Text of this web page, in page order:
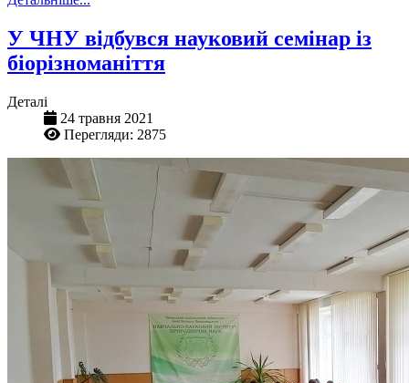
У ЧНУ відбувся науковий семінар із
біорізноманіття
Деталі
24 травня 2021
Перегляди: 2875